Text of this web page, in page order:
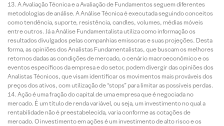
A Avaliação Técnica e a Avaliação de Fundamentos seguem diferentes
metodologias de análise. A Análise Técnica é executada seguindo conceitos
como tendência, suporte, resistência, candles, volumes, médias móveis
entre outros. Já a Análise Fundamentalista utiliza como informação os
resultados divulgados pelas companhias emissoras e suas projeções. Desta
forma, as opiniões dos Analistas Fundamentalistas, que buscam os melhores
retornos dadas as condições de mercado, o cenário macroeconômico e os
eventos específicos da empresa e do setor, podem divergir das opiniões dos
Analistas Técnicos, que visam identificar os movimentos mais prováveis dos
preços dos ativos, com utilização de “stops” para limitar as possíveis perdas.
Ação é uma fração do capital de uma empresa que é negociada no
mercado. É um título de renda variável, ou seja, um investimento no qual a
rentabilidade não é preestabelecida, varia conforme as cotações de
mercado. O investimento em ações é um investimento de alto risco e os